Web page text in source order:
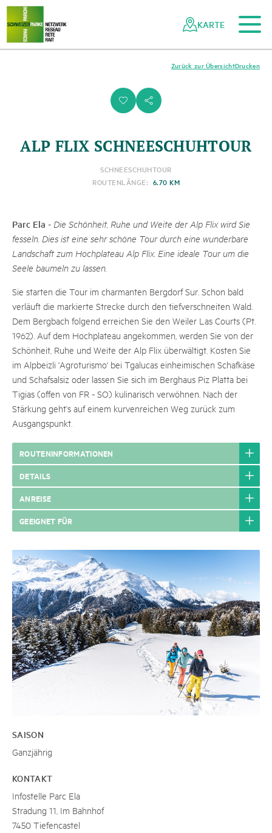
Navigieren
Netzwerk
Schweizer
Schnellnavigation
Zum Hauptinhalt
Zur mobilen Navigation
Zur Suche
Zum Fussbereich
Zur Sitemap
KARTE
i s
Drucken
Zurück zur Übersicht
ALP FLIX SCHNEESCHUHTOUR
SCHNEESCHUHTOUR
ROUTENLÄNGE: 6.70 KM
Parc Ela - Die Schönheit, Ruhe und Weite der Alp Flix wird Sie
fesseln. Dies ist eine sehr schöne Tour durch eine wunderbare
Landschaft zum Hochplateau Alp Flix. Eine ideale Tour um die
Seele baumeln zu lassen.
Sie starten die Tour im charmanten Bergdorf Sur. Schon bald
verläuft die markierte Strecke durch den tiefverschneiten Wald.
Dem Bergbach folgend erreichen Sie den Weiler Las Courts (Pt.
1962). Auf dem Hochplateau angekommen, werden Sie von der
Schönheit, Ruhe und Weite der Alp Flix überwältigt. Kosten Sie
im Alpbeizli 'Agroturismo' bei Tgalucas einheimischen Schafkäse
und Schafsalsiz oder lassen Sie sich im Berghaus Piz Platta bei
Tigias (offen von FR - SO) kulinarisch verwöhnen. Nach der
Stärkung geht‘s auf einem kurvenreichen Weg zurück zum
Ausgangspunkt.
ROUTENINFORMATIONEN
DETAILS
ANREISE
GEEIGNET FÜR
SAISON
Ganzjährig
KONTAKT
Infostelle Parc Ela
Stradung 11, Im Bahnhof
7450 Tiefencastel